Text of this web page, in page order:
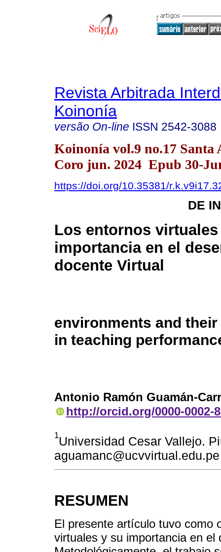
Revista Arbitrada
Koinonía
versão On-line ISSN 2542-3088
Koinonía vol.9 no.17 Santa
Coro jun. 2024 Epub 30-
https://doi.org/10.35381/
DE
Los entornos
importancia en el
docente Virtual
environments and
in teaching
Antonio Ramón Guamán-
http://orcid.org/0000-0002-
1Universidad Cesar Vallejo.
aguamanc@ucvvirtual.edu.pe
RESUMEN
El presente artículo tuvo como
virtuales y su importancia en el